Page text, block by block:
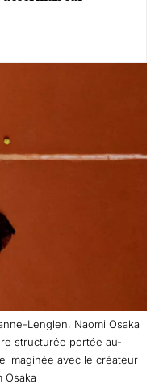
Lenglen, Naomi Osaka
structurée portée au-
imaginée avec le créateur
Osaka